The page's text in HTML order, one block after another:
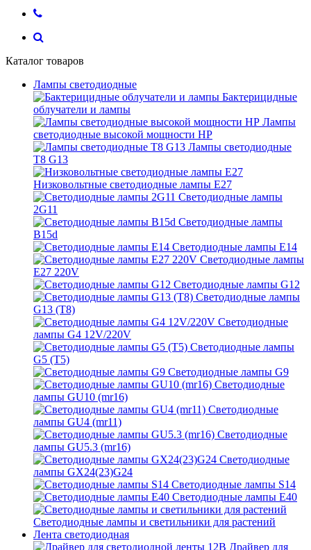
Каталог товаров
Лампы светодиодные
Бактерицидные
облучатели и лампы
Лампы
светодиодные высокой мощности HP
Лампы светодиодные
Т8 G13
Низковольтные светодиодные лампы E27
Светодиодные лампы
2G11
Светодиодные лампы
B15d
Светодиодные лампы E14
Светодиодные лампы
E27 220V
Светодиодные лампы G12
Светодиодные лампы
G13 (T8)
Светодиодные
лампы G4 12V/220V
Светодиодные лампы
G5 (T5)
Светодиодные лампы G9
Светодиодные
лампы GU10 (mr16)
Светодиодные
лампы GU4 (mr11)
Светодиодные
лампы GU5.3 (mr16)
Светодиодные
лампы GX24(23)G24
Светодиодные лампы S14
Светодиодные лампы Е40
Светодиодные лампы и светильники для растений
Лента светодиодная
Драйвер для